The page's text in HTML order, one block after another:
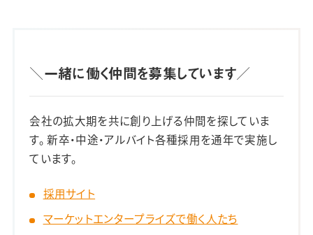
＼一緒に働く仲間を募集しています／
会社の拡大期を共に創り上げる仲間を探していま
す。 新卒・中途・アルバイト各種採用を通年で実施し
ています。
採用サイト
マーケットエンタープライズで働く人たち